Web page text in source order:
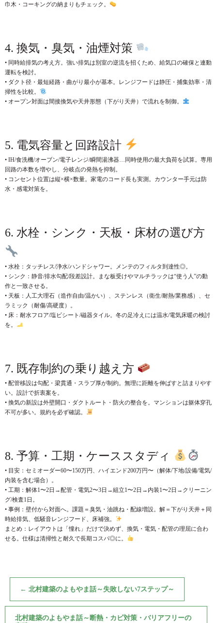
巾木・コーキングの納まりもチェック。
4. 換気・臭気・油煙対策
• 同時給排気の考え方。強い排気は別室の逆流を招くため、給気口の確保と連動
運転を検討。
• ダクト径・最短経路・曲がり最小が基本。レンジフードは静圧・捕集効率・清
掃性を比較。
• オープン対面は間接換気や天井形態（下がり天井）で流れを制御。
5. 電気容量と回路設計
• IH/食洗機/オーブン/電子レンジ/瞬間湯沸器…同時使用の最大負荷を試算。専用
回路の本数を増やし、分岐点の発熱を抑制。
• コンセント位置は縦×横×数量。家電のコード長も実測。カウンター手元は防
水・感電対策を。
6. 水栓・シンク・天板・床材の選び方
• 水栓：タッチレス/浄水/ハンドシャワー。メンテのフィルタ到達性◎。
• シンク：静音/排水勾配/段差設計。まな板受けやマルチラックは“使う人”の動
作と一致させる。
• 天板：人工大理石（造作自由/温かい）、ステンレス（衛生/耐熱/業務感）、セ
ラミック（耐傷/高硬度）。
• 床：耐水フロア/塩ビシート/磁器タイル。冬の足冷えには温水/電気床暖の検討
を。
7. 既存制約の乗り越え方
• 配管移設は勾配・梁貫通・スラブ厚が制約。無理に距離を伸ばすと詰まりやす
い。設計で折衷案を。
• 換気の新設は外壁開口・ダクトルート・防火の整合を。マンションは躯体穿孔
不可が多い。規約を必ず確認。
8. 予算・工期・ケーススタディ
• 目安：セミオーダー60〜150万円、ハイエンド200万円〜（解体/下地/設備/電気/
内装を含む場合）。
• 工期：解体1〜2日→配管・電気2〜3日→組立1〜2日→内装1〜2日→クリーニン
グ/検査1日。
• 事例：壁付から対面へ。課題＝臭気・油跳ね・配線増設。解＝下がり天井＋同
時給排気、低騒音レンジフード、床補強。
まとめ：レイアウトは「憧れ」だけで決めず、換気・電気・配管の理屈に合わ
せる。仕様は清掃性と耐久で長期コスパ◎に。
← 北村建築のよもやま話～失敗しない7ステップ～
北村建築のよもやま話～断熱・カビ対策・バリアフリーの